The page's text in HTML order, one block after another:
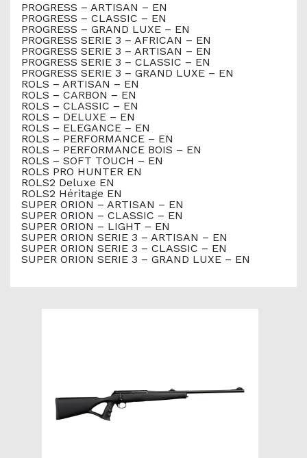
PROGRESS – ARTISAN – EN
PROGRESS – CLASSIC – EN
PROGRESS – GRAND LUXE – EN
PROGRESS SERIE 3 – AFRICAN – EN
PROGRESS SERIE 3 – ARTISAN – EN
PROGRESS SERIE 3 – CLASSIC – EN
PROGRESS SERIE 3 – GRAND LUXE – EN
ROLS – ARTISAN – EN
ROLS – CARBON – EN
ROLS – CLASSIC – EN
ROLS – DELUXE – EN
ROLS – ELEGANCE – EN
ROLS – PERFORMANCE – EN
ROLS – PERFORMANCE BOIS – EN
ROLS – SOFT TOUCH – EN
ROLS PRO HUNTER EN
ROLS2 Deluxe EN
ROLS2 Héritage EN
SUPER ORION – ARTISAN – EN
SUPER ORION – CLASSIC – EN
SUPER ORION – LIGHT – EN
SUPER ORION SERIE 3 – ARTISAN – EN
SUPER ORION SERIE 3 – CLASSIC – EN
SUPER ORION SERIE 3 – GRAND LUXE – EN